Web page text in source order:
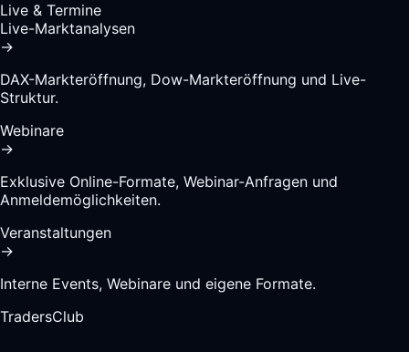
Live & Termine
Live-Marktanalysen
→
DAX-Markteröffnung, Dow-Markteröffnung und Live-
Struktur.
Webinare
→
Exklusive Online-Formate, Webinar-Anfragen und
Anmeldemöglichkeiten.
Veranstaltungen
→
Interne Events, Webinare und eigene Formate.
TradersClub